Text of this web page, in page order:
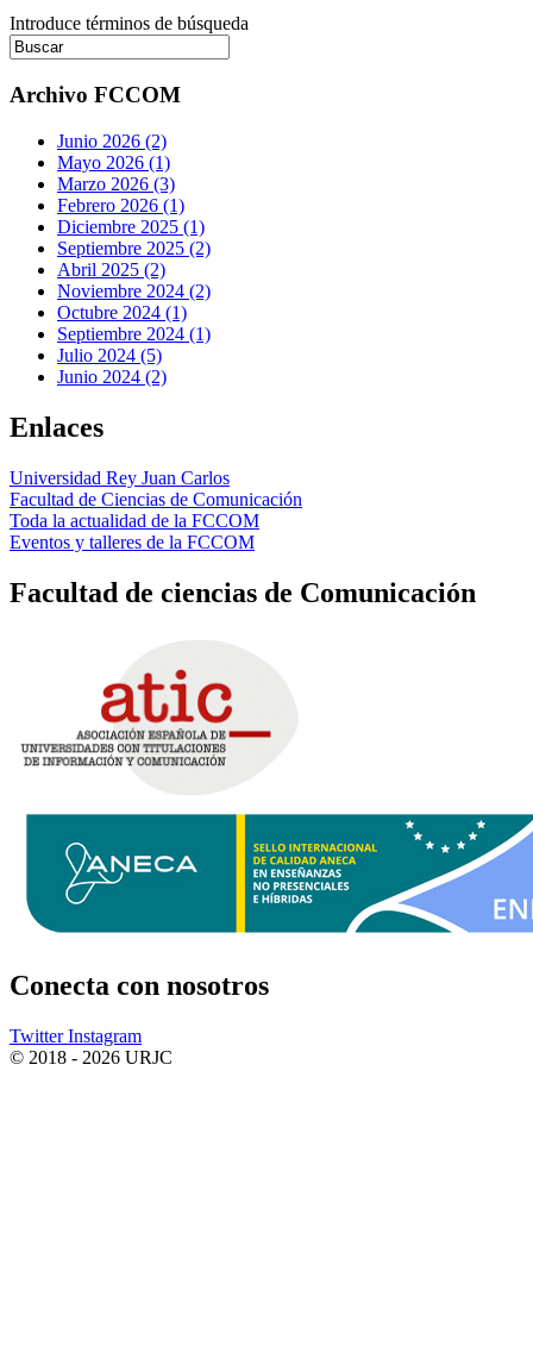
Introduce términos de búsqueda
Archivo FCCOM
Junio 2026 (2)
Mayo 2026 (1)
Marzo 2026 (3)
Febrero 2026 (1)
Diciembre 2025 (1)
Septiembre 2025 (2)
Abril 2025 (2)
Noviembre 2024 (2)
Octubre 2024 (1)
Septiembre 2024 (1)
Julio 2024 (5)
Junio 2024 (2)
Enlaces
Universidad Rey Juan Carlos
Facultad de Ciencias de Comunicación
Toda la actualidad de la FCCOM
Eventos y talleres de la FCCOM
Facultad de ciencias de Comunicación
Conecta con nosotros
Twitter Instagram
© 2018 - 2026 URJC